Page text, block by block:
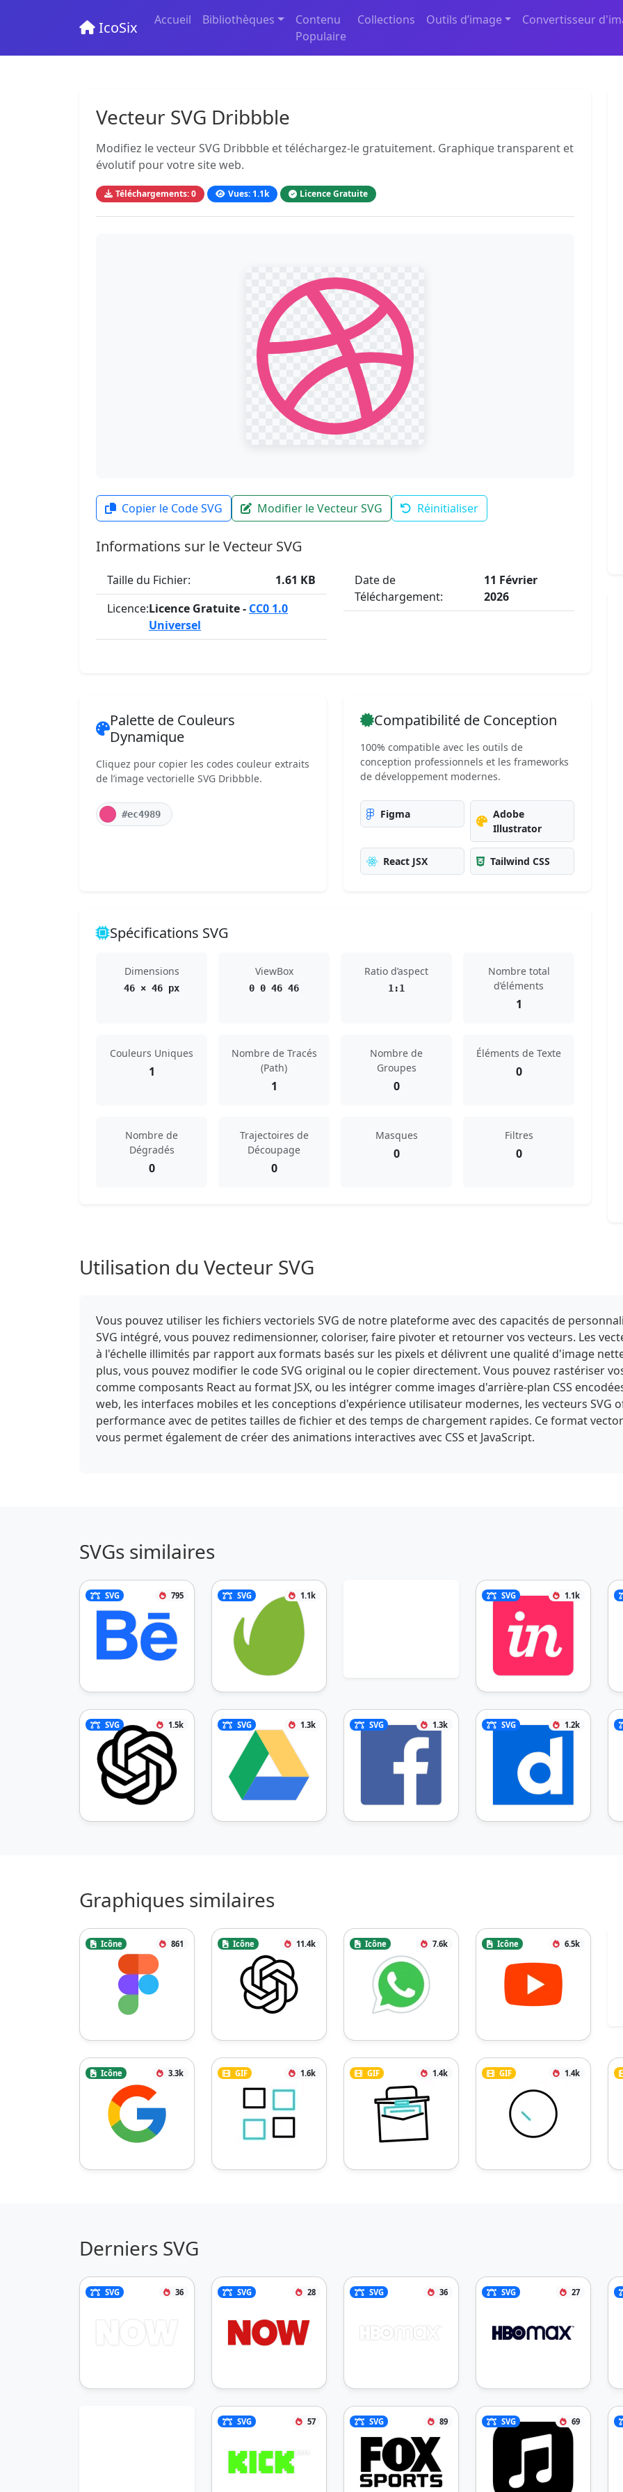
IcoSix Accueil Bibliothèques
Contenu
Populaire
Collections Outils d’image Convertisseur
Vecteur SVG Dribbble
Modifiez le vecteur SVG Dribbble et téléchargez-le gratuitement. Graphique transparent et
évolutif pour votre site web.
Téléchargements: 0 Vues: 1.1k Licence Gratuite
Copier le Code SVG Modifier le Vecteur SVG Réinitialiser
Informations sur le Vecteur SVG
Taille du Fichier:
1.61 KB
Licence:Licence Gratuite - CC0 1.0
Universel
Date de
Téléchargement:
11 Février
2026
Palette de Couleurs
Dynamique
Cliquez pour copier les codes couleur extraits
de l’image vectorielle SVG Dribbble.
#ec4989
Compatibilité de Conception
100% compatible avec les outils de
conception professionnels et les frameworks
de développement modernes.
Figma
Adobe
Illustrator
React JSX Tailwind CSS
Spécifications SVG
Dimensions
46 × 46 px
ViewBox
0 0 46 46
Ratio d’aspect
1:1
Nombre total
d’éléments
1
Couleurs Uniques
1
Nombre de Tracés
(Path)
1
Nombre de
Groupes
0
Éléments de Texte
0
Nombre de
Dégradés
0
Trajectoires de
Découpage
0
Masques
0
Filtres
0
Utilisation du Vecteur SVG
Vous pouvez utiliser les fichiers vectoriels SVG de notre plateforme avec des capacités de
SVG intégré, vous pouvez redimensionner, coloriser, faire pivoter et retourner vos vecteurs. Les
à l'échelle illimités par rapport aux formats basés sur les pixels et délivrent une qualité d'image
plus, vous pouvez modifier le code SVG original ou le copier directement. Vous pouvez rastériser
comme composants React au format JSX, ou les intégrer comme images d'arrière-plan CSS
web, les interfaces mobiles et les conceptions d'expérience utilisateur modernes, les vecteurs SVG
performance avec de petites tailles de fichier et des temps de chargement rapides. Ce format
vous permet également de créer des animations interactives avec CSS et JavaScript.
SVGs similaires
SVG 795 SVG 1.1k SVG 1.1k
SVG 1.5k SVG 1.3k SVG 1.3k SVG 1.2k
Graphiques similaires
Icône 861 Icône 11.4k Icône 7.6k Icône 6.5k
Icône 3.3k GIF 1.6k GIF 1.4k GIF 1.4k
Derniers SVG
SVG 36 SVG 28 SVG 36 SVG 27
SVG 57 SVG 89 SVG 69